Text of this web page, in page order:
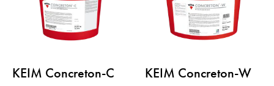
KEIM Concreton-C KEIM Concreton-W